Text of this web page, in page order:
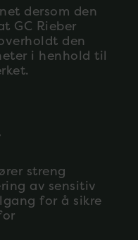
dersom den
GC Rieber
den
i henhold til
streng
av sensitiv
for å sikre